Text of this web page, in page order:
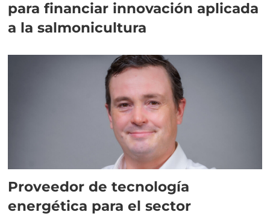
para financiar innovación aplicada
a la salmonicultura
Proveedor de tecnología
energética para el sector